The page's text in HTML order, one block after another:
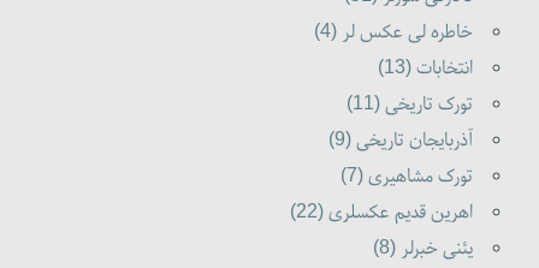
خاطره لی عکس لر (4)
انتخابات (13)
تورک تاریخی (11)
آذربایجان تاریخی (9)
تورک مشاهیری (7)
اهرین قدیم عکسلری (22)
یئنی خبرلر (8)